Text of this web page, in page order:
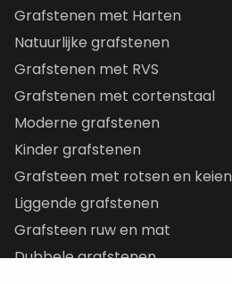
Grafstenen met Harten
Natuurlijke grafstenen
Grafstenen met RVS
Grafstenen met cortenstaal
Moderne grafstenen
Kinder grafstenen
Grafsteen met rotsen en keien
Liggende grafstenen
Grafsteen ruw en mat
Dubbele grafstenen